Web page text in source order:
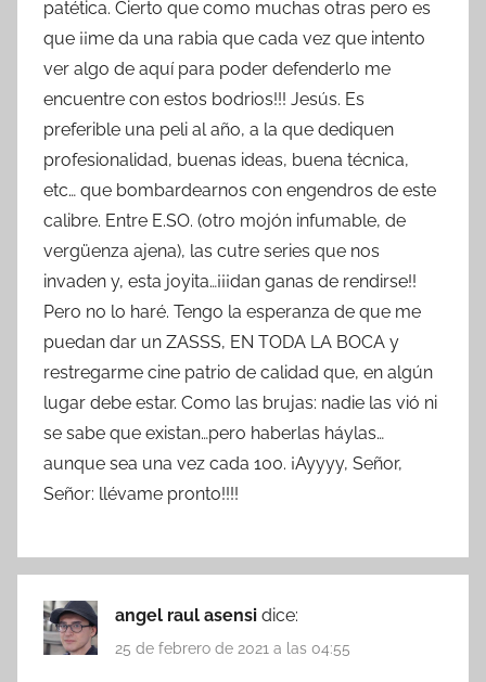
patética. Cierto que como muchas otras pero es
que ¡¡me da una rabia que cada vez que intento
ver algo de aquí para poder defenderlo me
encuentre con estos bodrios!!! Jesús. Es
preferible una peli al año, a la que dediquen
profesionalidad, buenas ideas, buena técnica,
etc… que bombardearnos con engendros de este
calibre. Entre E.SO. (otro mojón infumable, de
vergüenza ajena), las cutre series que nos
invaden y, esta joyita…¡¡¡dan ganas de rendirse!!
Pero no lo haré. Tengo la esperanza de que me
puedan dar un ZASSS, EN TODA LA BOCA y
restregarme cine patrio de calidad que, en algún
lugar debe estar. Como las brujas: nadie las vió ni
se sabe que existan…pero haberlas háylas…
aunque sea una vez cada 100. ¡Ayyyy, Señor,
Señor: llévame pronto!!!!
angel raul asensi dice:
25 de febrero de 2021 a las 04:55